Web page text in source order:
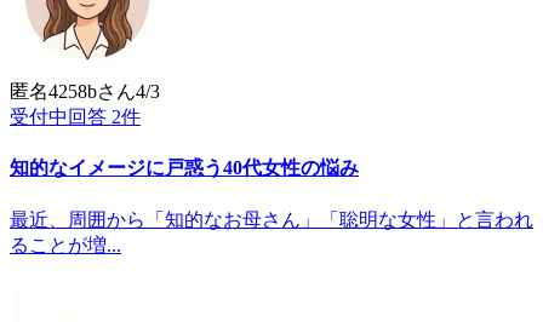
匿名4258bさん4/3
受付中 回答 2件
知的なイメージに戸惑う40代女性の悩み
最近、周囲から「知的なお母さん」「聡明な女性」と言われ
ることが増...